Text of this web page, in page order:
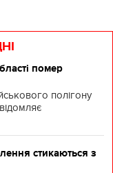
помер
полігону
стикаються з